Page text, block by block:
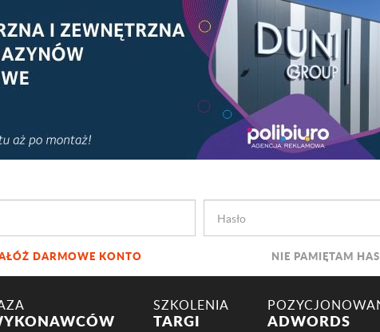
DARMOWE KONTO NIE PAMIĘTAM
SZKOLENIA
TARGI ADWORDS